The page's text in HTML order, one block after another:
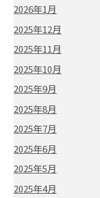
2026年1月
2025年12月
2025年11月
2025年10月
2025年9月
2025年8月
2025年7月
2025年6月
2025年5月
2025年4月